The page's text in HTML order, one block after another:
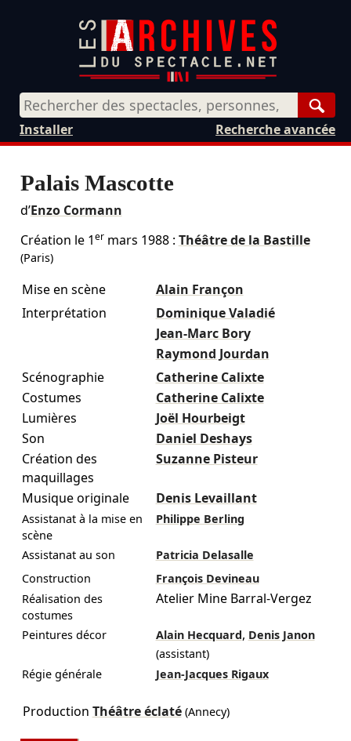
Recherche avancée
Installer
Palais Mascotte
d’Enzo Cormann
Création le 1ermars 1988: Théâtre de la Bastille
(Paris)
Mise en scène
Alain Françon
Interprétation
Dominique Valadié
Jean-Marc Bory
Raymond Jourdan
Scénographie
Catherine Calixte
Costumes
Catherine Calixte
Lumières
Joël Hourbeigt
Son
Daniel Deshays
Création des
maquillages
Suzanne Pisteur
Musique originale Denis Levaillant
Assistanat à la mise en
scène
Philippe Berling
Assistanat au son
Patricia Delasalle
Construction
François Devineau
Réalisation des
costumes
Atelier Mine Barral-Vergez
Peintures décor Alain Hecquard, Denis Janon
(assistant)
Régie générale
Jean-Jacques Rigaux
Production Théâtre éclaté(Annecy)